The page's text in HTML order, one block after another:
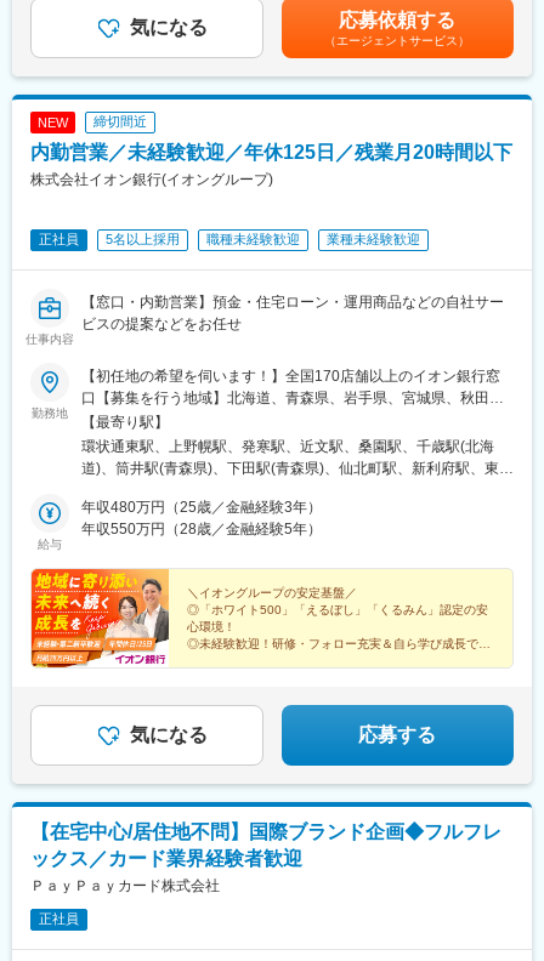
します。
<主な提案内容>
・投資信託、保険商品、各種預金などのライフイベントに応じた
継続的な相談対応
・満期の案内や増額の選択肢を整理し、判断をサポート
・相続、遺言関連、不動産、住宅ローンなどの将来を見据えた情
報共有
<業務スタイル例>1日2～3名お客様先へ訪問
おり、お客様の多様なニーズにも対応可能！
1ヶ月目一般過程試験(支店にてフォロー)
2ヶ月目資格取得を目指します(事務系、商品ロープレ、同行フォ
います。研修後も先輩社員がフォローを行いますのでご安心くだ
さい。
■働き方
・大手企業らしく育休・時短など女性の働く環境が制度として確
・有休を取得するのが当たり前という風土が根付いており、休み
に対するフォローが手厚いことも魅力の一つ。家庭の事情で急に
められます。
■雇用形態
・入社後6ヶ月間を試用期間後、有期雇用契約(期間：1年間)とな
り、1年毎の契約更新(※契約更新基準有)となります。
転換となります。基本的には無期雇用への転換を前提とした制度
となり、入社後の無期雇用への転換率は殆ど100％。勤怠や勤務
態度に大きな問題が無ければ基本的には更新となります。業績の
変更の範囲：無
月：259,800円(固定)以降実績経験に応じて毎年7月に259.800円
～343,800円の間でベースアップ。※上記に加え実績に応じ賞与を
支給賃金はあくまでも目安の金額であり、選考を通じて上下する
可能性があります。月給(月額)は固定手当を含めた表記です。
気になる 応募依頼する
（エージェントサービス）
NEW 締切間近
内勤営業／未経験歓迎／年休125日／残業月20時間以下
株式会社イオン銀行(イオングループ)
正社員 5名以上採用 職種未経験歓迎 業種未経験歓迎
仕事内容
【窓口・内勤営業】預金・住宅ローン・運用商品などの自社サー
ビスの提案などをお任せ
勤務地
【初任地の希望を伺います！】全国170店舗以上のイオン銀行窓
口【募集を行う地域】北海道、青森県、岩手県、宮城県、秋田
県、山形県、茨城県、栃木県、群馬県、埼玉県、千葉県、東京
都、神奈川県、新潟県、富山県、石川県、山梨県、岐阜県、長野
県、静岡県、愛知県、三重県、滋賀県、京都府、大阪府、兵庫
県、高知県、福岡県、鹿児島県、宮崎県、沖縄県※U・Iターン歓迎
ご希望の働き方をお聞かせください。※総合職採用のため、将来的
社HPをご覧ください！https://www.aeonbank.co.jp/branch/
【最寄り駅】
環状通東駅、上野幌駅、発寒駅、近文駅、桑園駅、千歳駅(北海
道)、筒井駅(青森県)、下田駅(青森県)、仙北町駅、新利府駅、東北
駅、天童南駅、内原駅、土浦駅、荒川沖駅、小田林駅、佐野市
駅、韮川駅、群馬総社駅、越谷レイクタウン駅、蕨駅、南羽生
駅、新井宿駅、新津田沼駅、新船橋駅、南柏駅、海浜幕張駅、稲
毛海岸駅、稲毛駅、鎌取駅、木更津駅、新鎌ケ谷駅、千葉ニュー
タウン中央駅、八千代緑が丘駅、地区センター駅、成田駅、品川
シーサイド駅、武蔵引田駅、南砂町駅、武蔵砂川駅、辰巳駅、東
武練馬駅、小川町駅(東京都)、都庁前駅、東久留米駅、豊田駅、学
合ケ丘駅、京急久里浜駅、横浜駅、東戸塚駅、相武台前駅、星川
駅、亀田駅、青山駅、新高岡駅、野々市駅(ＩＲいしかわ鉄道線)、
呼続駅、八事駅、黒田駅(愛知県)、扶桑駅、りんくう常滑駅、長久
手古戦場駅、六名駅、緒川駅、上挙母駅、八幡駅(愛知県)、勝川
駅、富田駅(三重県)、平田町駅、播磨駅、伊勢松本駅、北勢中央公
園口駅、高茶屋駅、瀬田駅(滋賀県)、高の原駅、西大路駅、桂川駅
(京都府)、西院駅(阪急線)、淀駅、大阪梅田駅(阪神線)、大日駅、
ドーム前駅、忍ケ丘駅、茨木市駅、高槻市駅、北花田駅、樽井
駅、横堤駅、七道駅、新金岡駅、伊丹駅(福知山線)、日生中央駅、
給与
年収480万円（25歳／金融経験3年）
年収550万円（28歳／金融経験5年）
＼イオングループの安定基盤／
◎「ホワイト500」「えるぼし」「くるみん」認定の安
心環境！
◎未経験歓迎！研修・フォロー充実＆自ら学び成長でき
◎月給28万円以上
◎外訪なし
◎多彩なキャリア
気になる 応募する
【在宅中心/居住地不問】国際ブランド企画◆フルフレ
ックス／カード業界経験者歓迎
ＰａｙＰａｙカード株式会社
正社員